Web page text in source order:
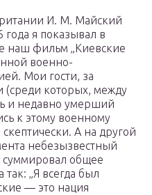
И. М. Майский
года я показывал в
наш фильм „Киевские
военно-
Мои гости, за
которых, между
и недавно умерший
к этому военному
А на другой
небезызвестный
общее
„Я всегда был
— это нация